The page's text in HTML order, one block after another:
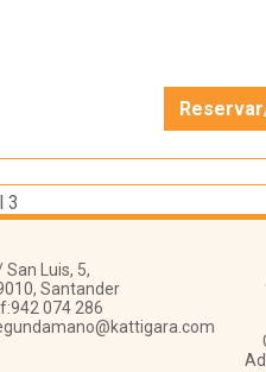
3
San Luis, 5,
Santander
942 074 286